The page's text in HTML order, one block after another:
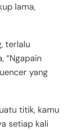
lama,
terlalu
“Ngapain
yang
titik, kamu
setiap kali